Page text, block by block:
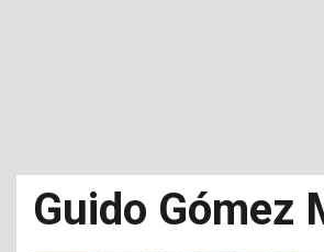
Guido Gómez